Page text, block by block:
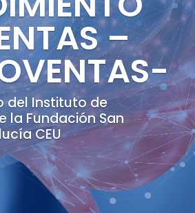
–
del Instituto de
la Fundación San
CEU